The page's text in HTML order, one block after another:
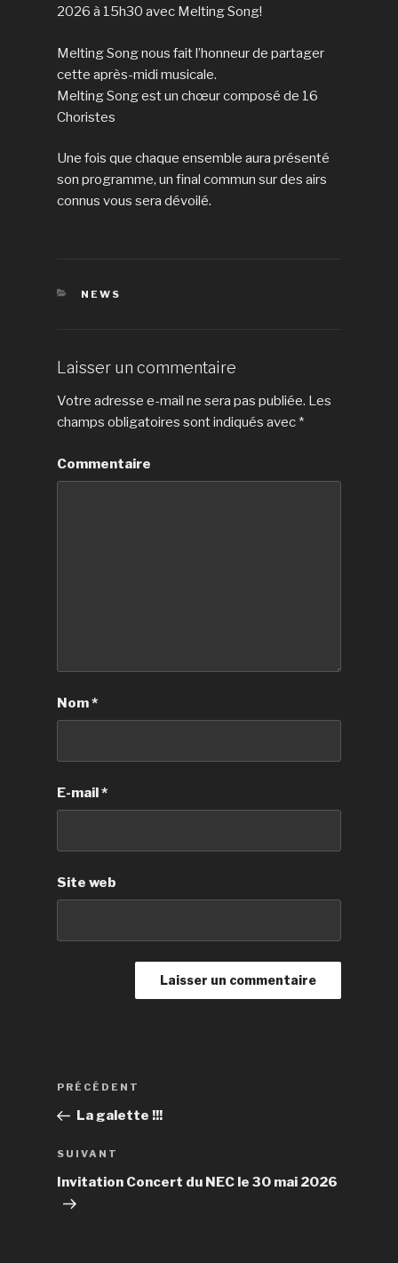
2026 à 15h30 avec Melting Song!
Melting Song nous fait l’honneur de partager
cette après-midi musicale.
Melting Song est un chœur composé de 16
Choristes
Une fois que chaque ensemble aura présenté
son programme, un final commun sur des airs
connus vous sera dévoilé.
CATÉGORIES
NEWS
Laisser un commentaire
Votre adresse e-mail ne sera pas publiée. Les
champs obligatoires sont indiqués avec *
Commentaire
Nom*
E-mail*
Site web
Navigation
l’article
Article
précédent
PRÉCÉDENT
La galette !!!
Article
suivant
SUIVANT
Invitation Concert du NEC le 30 mai 2026